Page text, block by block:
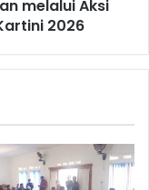
melalui Aksi
2026